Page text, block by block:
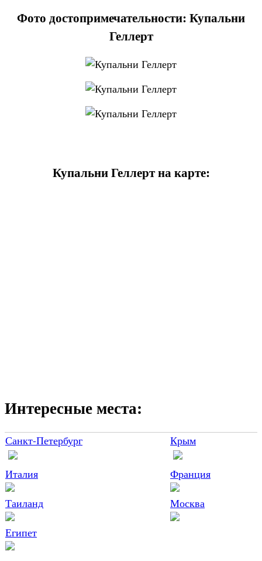
Фото достопримечательности: Купальни
Геллерт
Купальни Геллерт на карте:
Интересные места:
Санкт-Петербург Крым
Италия Франция
Таиланд Москва
Египет